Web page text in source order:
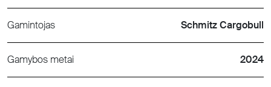
Gamintojas Schmitz Cargobull
Gamybos metai 2024